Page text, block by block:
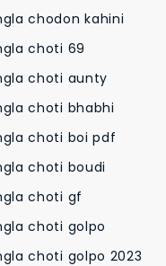
chodon kahini
choti 69
choti aunty
choti bhabhi
choti boi pdf
choti boudi
choti gf
choti golpo
choti golpo 2023